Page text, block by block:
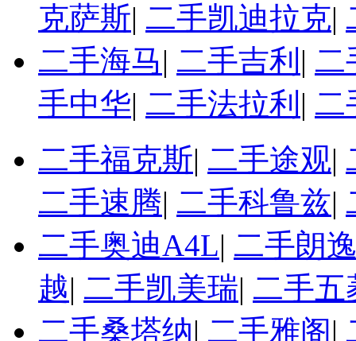
克萨斯| 二手凯迪拉克|
二手海马| 二手吉利 | 二
手中华| 二手法拉利 | 二
二手福克斯| 二手途观|
二手速腾| 二手科鲁兹|
二手奥迪A4L| 二手朗
越| 二手凯美瑞| 二手五
二手桑塔纳| 二手雅阁|